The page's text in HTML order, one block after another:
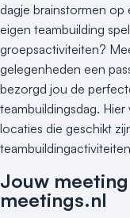
Duurzame locatie
Groene locatie
Heisessie
Hotel
Hybride events
Industriële locatie
Kasteel en
Locaties aan zee
Museum
dagje brainstormen op
eigen teambuilding
groepsactiviteiten?
gelegenheden een
bezorgd jou de
teambuildingsdag.
locaties die geschikt
Jouw
meetings.nl